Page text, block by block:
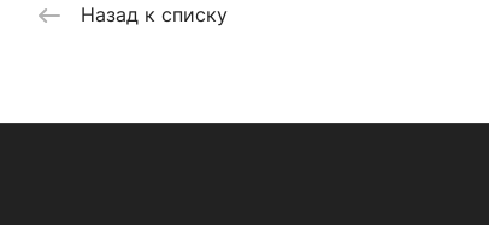
Назад к списку